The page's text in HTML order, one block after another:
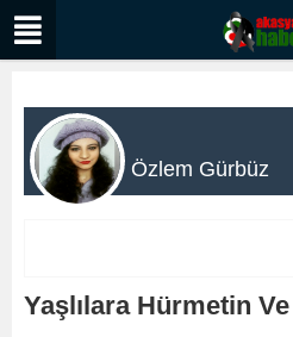
Özlem Gürbüz
Yaşlılara Hürmetin